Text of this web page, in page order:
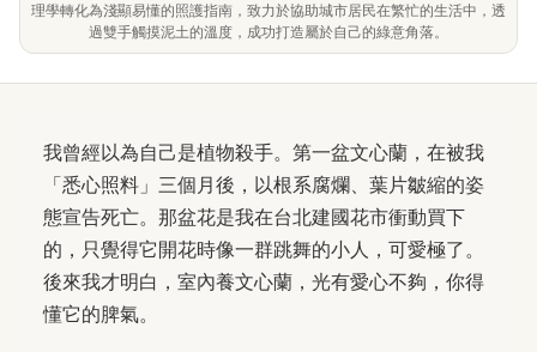
理學轉化為淺顯易懂的照護指南，致力於協助城市居民在繁忙的生活中，透
過雙手觸摸泥土的溫度，成功打造屬於自己的綠意角落。
我曾經以為自己是植物殺手。第一盆文心蘭，在被我
「悉心照料」三個月後，以根系腐爛、葉片皺縮的姿
態宣告死亡。那盆花是我在台北建國花市衝動買下
的，只覺得它開花時像一群跳舞的小人，可愛極了。
後來我才明白，室內養文心蘭，光有愛心不夠，你得
懂它的脾氣。